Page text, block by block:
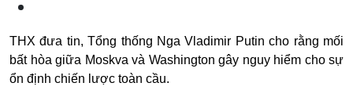
THX đưa tin, Tổng thống Nga Vladimir Putin cho rằng mối
bất hòa giữa Moskva và Washington gây nguy hiểm cho sự
ổn định chiến lược toàn cầu.